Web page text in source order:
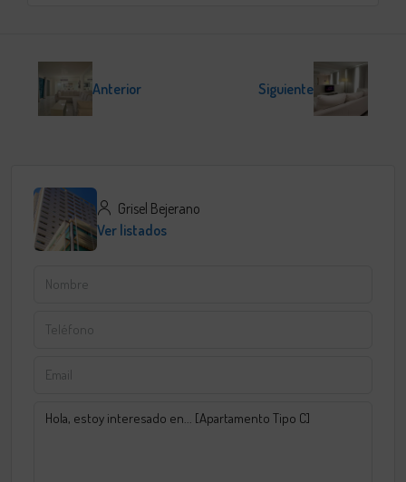
Anterior Siguiente
Grisel Bejerano
Ver listados